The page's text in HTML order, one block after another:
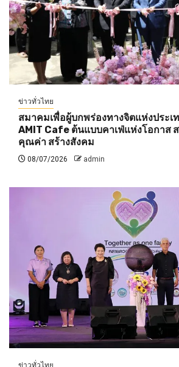
ข่าวทั่วไทย
สมาคมเพื่อผู้บกพร่องทางจิตแห่งประเ
AMIT Cafe ต้นแบบคาเฟ่แห่งโอกาส
คุณค่า สร้างสังคม
08/07/2026 admin
ข่าวทั่วไทย